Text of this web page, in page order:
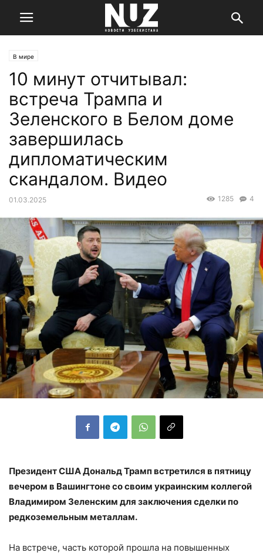
В мире
10 минут отчитывал:
встреча Трампа и
Зеленского в Белом доме
завершилась
дипломатическим
скандалом. Видео
01.03.2025 4
1285
Президент США Дональд Трамп встретился в пятницу
вечером в Вашингтоне со своим украинским коллегой
Владимиром Зеленским для заключения сделки по
редкоземельным металлам.
На встрече, часть которой прошла на повышенных